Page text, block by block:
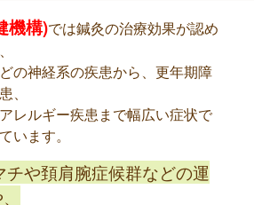
機構)では鍼灸の治療効果が認め
の神経系の疾患から、更年期障
、
レルギー疾患まで幅広い症状で
います。
チや頚肩腕症候群などの運